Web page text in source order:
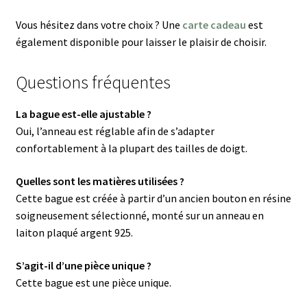
Vous hésitez dans votre choix ? Une carte cadeau est
également disponible pour laisser le plaisir de choisir.
Questions fréquentes
La bague est-elle ajustable ?
Oui, l’anneau est réglable afin de s’adapter
confortablement à la plupart des tailles de doigt.
Quelles sont les matières utilisées ?
Cette bague est créée à partir d’un ancien bouton en résine
soigneusement sélectionné, monté sur un anneau en
laiton plaqué argent 925.
S’agit-il d’une pièce unique ?
Cette bague est une pièce unique.